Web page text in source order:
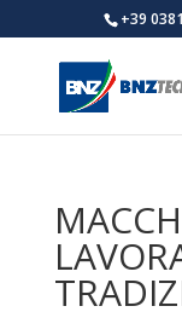
+39